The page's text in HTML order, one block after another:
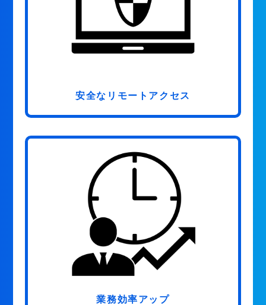
安全なリモートアクセス
業務効率アップ